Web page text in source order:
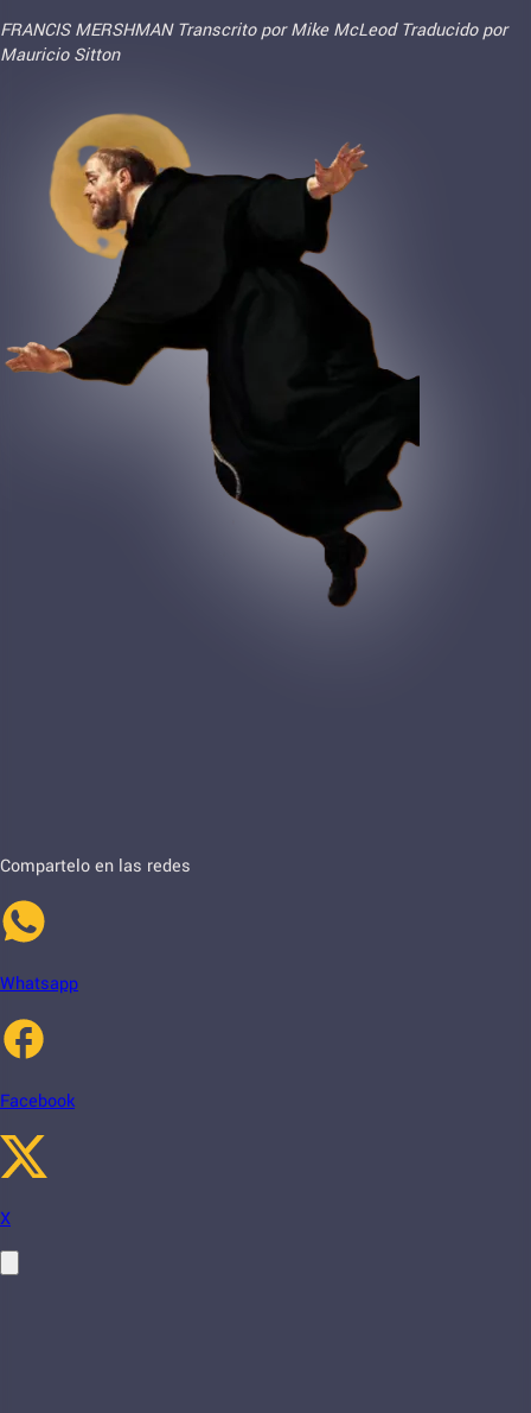
FRANCIS MERSHMAN Transcrito por Mike McLeod Traducido por
Mauricio Sitton
Compartelo en las redes
Whatsapp
Facebook
X